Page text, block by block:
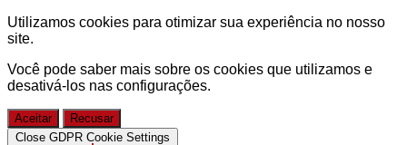
Utilizamos cookies para otimizar sua experiência no nosso
site.
Você pode saber mais sobre os cookies que utilizamos e
desativá-los nas configurações.
Aceitar
Recusar
Close GDPR Cookie Settings